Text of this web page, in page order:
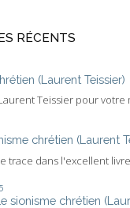
RÉCENTS
(Laurent Teissier)
Teissier pour votre
chrétien (Laurent
dans l'excellent livre
sionisme chrétien